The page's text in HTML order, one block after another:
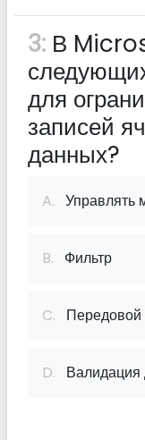
3: В
для
записей
данных?
A. Управлять
B. Фильтр
C. Передовой
D. Валидация